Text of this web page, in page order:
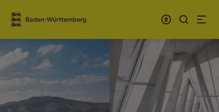
Zum Inhalt springen
Link zur Startseite